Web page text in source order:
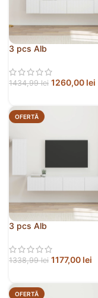
3 pcs Alb
1434,99lei 1260,00 lei
OFERTĂ
3 pcs Alb
1338,99lei 1177,00 lei
OFERTĂ